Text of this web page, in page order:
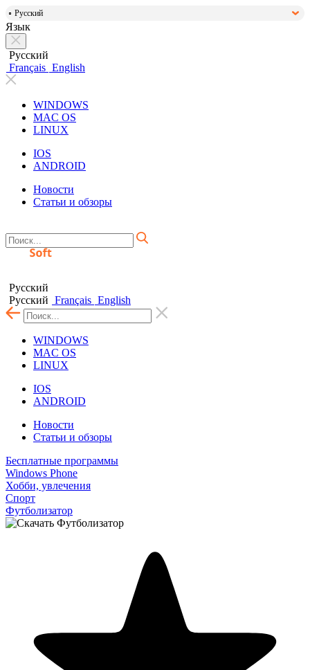
Русский
Язык
Русский
Français English
WINDOWS
MAC OS
LINUX
IOS
ANDROID
Новости
Статьи и обзоры
Русский
Русский Français English
WINDOWS
MAC OS
LINUX
IOS
ANDROID
Новости
Статьи и обзоры
Бесплатные программы
Windows Phone
Хобби, увлечения
Спорт
Футболизатор